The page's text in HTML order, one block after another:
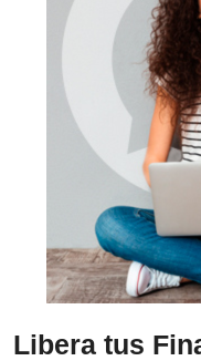
Libera tus